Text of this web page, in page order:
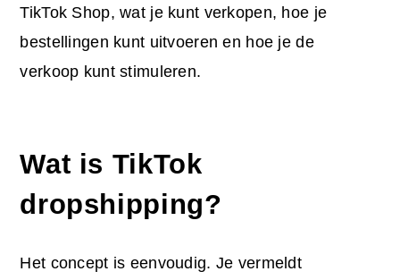
TikTok Shop, wat je kunt verkopen, hoe je
bestellingen kunt uitvoeren en hoe je de
verkoop kunt stimuleren.
Wat is TikTok
dropshipping?
Het concept is eenvoudig. Je vermeldt